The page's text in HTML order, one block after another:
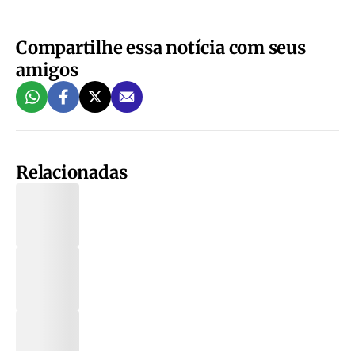
Compartilhe essa notícia com seus
amigos
Relacionadas